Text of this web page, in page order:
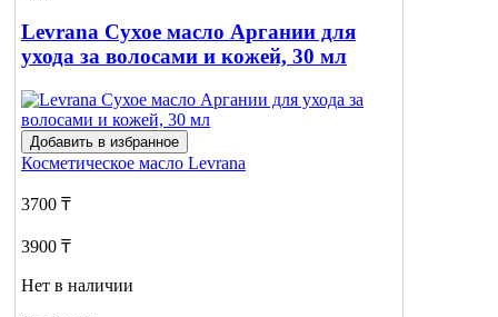
Levrana Сухое масло Аргании для
ухода за волосами и кожей, 30 мл
Добавить в избранное
Косметическое масло Levrana
3700 ₸
3900 ₸
Нет в наличии